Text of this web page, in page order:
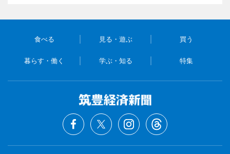
食べる 見る・遊ぶ 買う
暮らす・働く 学ぶ・知る 特集